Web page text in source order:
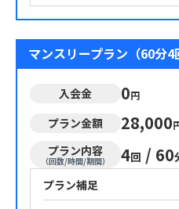
マンスリープラン（60分4
入会金 0円
プラン金額 28,000
プラン内容
（回数/時間/期間） 4回 / 60
プラン補足